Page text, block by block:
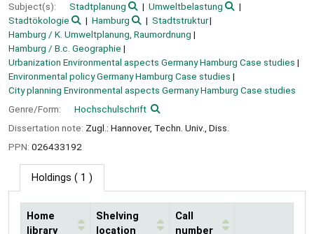
Subject(s):
Stadtplanung
Umweltbelastung
Stadtökologie
Hamburg
Stadtstruktur
Hamburg / K. Umweltplanung, Raumordnung
Hamburg / B.c. Geographie
Urbanization Environmental aspects Germany Hamburg Case studies
Environmental policy Germany Hamburg Case studies
City planning Environmental aspects Germany Hamburg Case studies
Genre/Form:
Hochschulschrift
Dissertation note: Zugl.: Hannover, Techn. Univ., Diss.
PPN: 026433192
Holdings ( 1 )
Home
library
Shelving
location
Call
number